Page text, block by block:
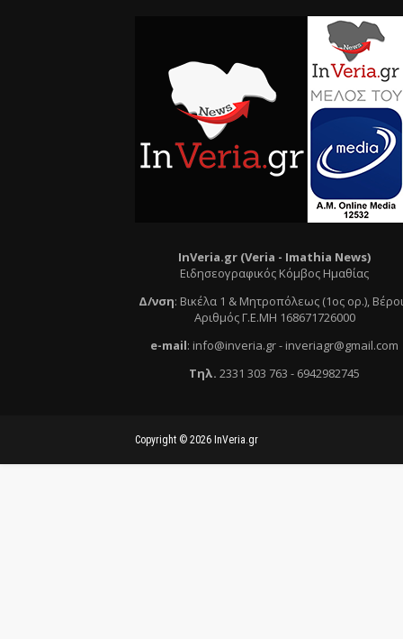
InVeria.gr (Veria - Ιmathia News)
Ειδησεογραφικός Κόμβος Ημαθίας
Δ/νση: Βικέλα 1 & Μητροπόλεως (1ος ορ.),
Αριθμός Γ.Ε.ΜΗ 168671726000
e-mail: info@inveria.gr- inveriagr@gmail.com
Τηλ. 2331 303 763 - 6942982745
Copyright © 2026 InVeria.gr